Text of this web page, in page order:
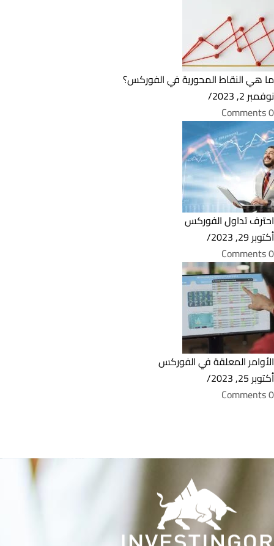
ما هي النقاط المحورية في الفوركس؟
نوفمبر 2, 2023
/
0 Comments
احترف تداول الفوركس
أكتوبر 29, 2023
/
0 Comments
الأوامر المعلقة في الفوركس
أكتوبر 25, 2023
/
0 Comments